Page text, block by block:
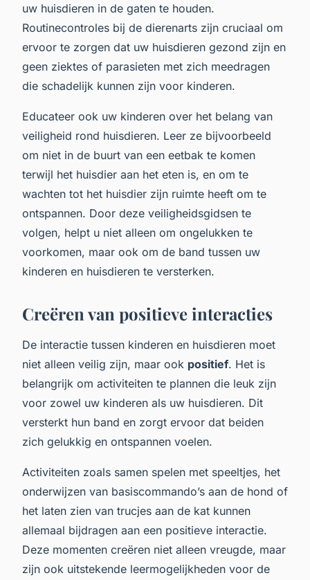
uw huisdieren in de gaten te houden.
Routinecontroles bij de dierenarts zijn cruciaal om
ervoor te zorgen dat uw huisdieren gezond zijn en
geen ziektes of parasieten met zich meedragen
die schadelijk kunnen zijn voor kinderen.
Educateer ook uw kinderen over het belang van
veiligheid rond huisdieren. Leer ze bijvoorbeeld
om niet in de buurt van een eetbak te komen
terwijl het huisdier aan het eten is, en om te
wachten tot het huisdier zijn ruimte heeft om te
ontspannen. Door deze veiligheidsgidsen te
volgen, helpt u niet alleen om ongelukken te
voorkomen, maar ook om de band tussen uw
kinderen en huisdieren te versterken.
Creëren van positieve interacties
De interactie tussen kinderen en huisdieren moet
niet alleen veilig zijn, maar ook positief. Het is
belangrijk om activiteiten te plannen die leuk zijn
voor zowel uw kinderen als uw huisdieren. Dit
versterkt hun band en zorgt ervoor dat beiden
zich gelukkig en ontspannen voelen.
Activiteiten zoals samen spelen met speeltjes, het
onderwijzen van basiscommando’s aan de hond of
het laten zien van trucjes aan de kat kunnen
allemaal bijdragen aan een positieve interactie.
Deze momenten creëren niet alleen vreugde, maar
zijn ook uitstekende leermogelijkheden voor de